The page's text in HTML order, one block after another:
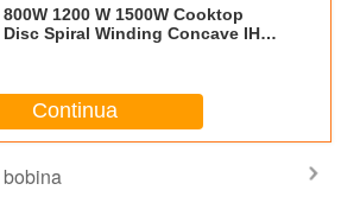
800W 1200 W 1500W Cooktop
Disc Spiral Winding Concave IH
Continua